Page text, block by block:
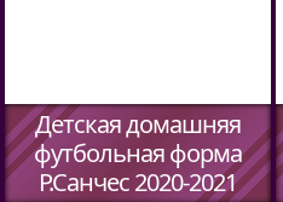
Детская домашняя
футбольная форма
Р.Санчес 2020-2021